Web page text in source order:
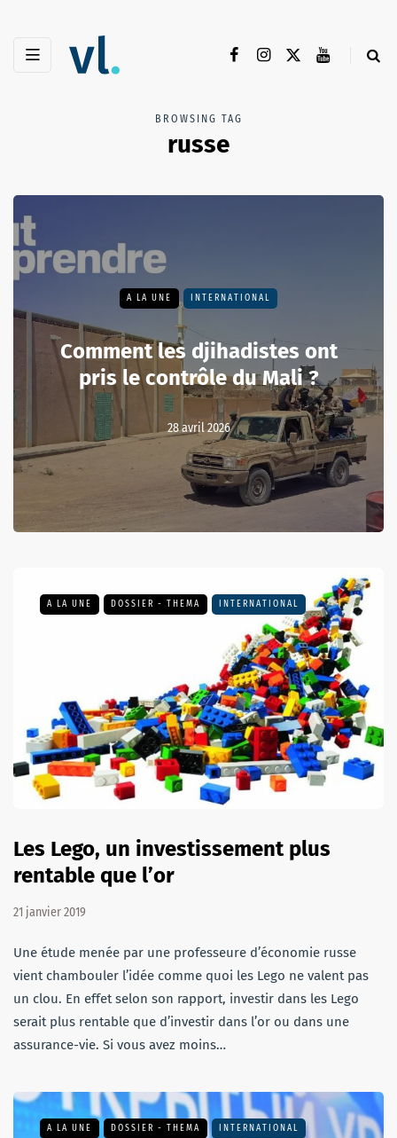
BROWSING TAG
russe
A LA UNE INTERNATIONAL
Comment les djihadistes ont
pris le contrôle du Mali ?
28 avril 2026
A LA UNE DOSSIER - THEMA INTERNATIONAL
Les Lego, un investissement plus
rentable que l’or
21 janvier 2019
Une étude menée par une professeure d’économie russe
vient chambouler l’idée comme quoi les Lego ne valent pas
un clou. En effet selon son rapport, investir dans les Lego
serait plus rentable que d’investir dans l’or ou dans une
assurance-vie. Si vous avez moins…
A LA UNE DOSSIER - THEMA INTERNATIONAL